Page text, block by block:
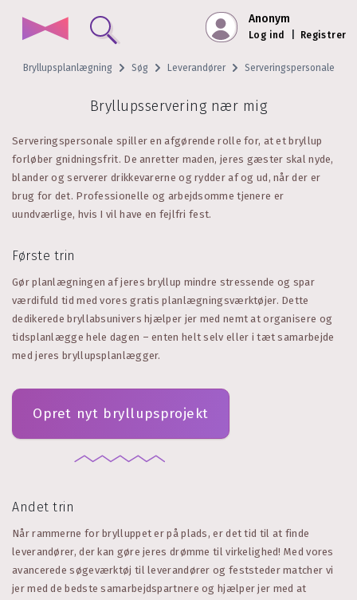
Anonym
Log ind Registrer
Bryllupsplanlægning Søg Leverandører Serveringspersonale
Bryllupsservering nær mig
Serveringspersonale spiller en afgørende rolle for, at et bryllup
forløber gnidningsfrit. De anretter maden, jeres gæster skal nyde,
blander og serverer drikkevarerne og rydder af og ud, når der er
brug for det. Professionelle og arbejdsomme tjenere er
uundværlige, hvis I vil have en fejlfri fest.
Første trin
Gør planlægningen af jeres bryllup mindre stressende og spar
værdifuld tid med vores gratis planlægningsværktøjer. Dette
dedikerede bryllabsunivers hjælper jer med nemt at organisere og
tidsplanlægge hele dagen – enten helt selv eller i tæt samarbejde
med jeres bryllupsplanlægger.
Opret nyt bryllupsprojekt
Andet trin
Når rammerne for brylluppet er på plads, er det tid til at finde
leverandører, der kan gøre jeres drømme til virkelighed! Med vores
avancerede søgeværktøj til leverandører og feststeder matcher vi
jer med de bedste samarbejdspartnere og hjælper jer med at